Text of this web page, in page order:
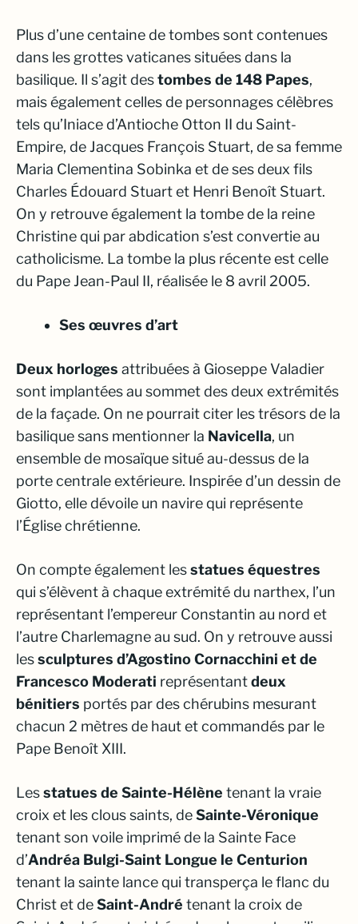
Plus d’une centaine de tombes sont contenues
dans les grottes vaticanes situées dans la
basilique. Il s’agit destombes de 148 Papes,
mais également celles de personnages célèbres
tels qu’Iniace d’Antioche Otton II du Saint-
Empire, de Jacques François Stuart, de sa femme
Maria Clementina Sobinka et de ses deux fils
Charles Édouard Stuart et Henri Benoît Stuart.
On y retrouve également la tombe de la reine
Christine qui par abdication s’est convertie au
catholicisme. La tombe la plus récente est celle
du Pape Jean-Paul II, réalisée le 8 avril 2005.
Ses œuvres d’art
Deux horloges attribuées à Gioseppe Valadier
sont implantées au sommet des deux extrémités
de la façade. On ne pourrait citer les trésors de la
basilique sans mentionner la Navicella, un
ensemble de mosaïque situé au-dessus de la
porte centrale extérieure. Inspirée d’un dessin de
Giotto, elle dévoile un navire qui représente
l’Église chrétienne.
On compte également lesstatues équestres
qui s’élèvent à chaque extrémité du narthex, l’un
représentant l’empereur Constantin au nord et
l’autre Charlemagne au sud. On y retrouve aussi
lessculptures d’Agostino Cornacchini et de
Francesco Moderati représentantdeux
bénitiers portés par des chérubins mesurant
chacun 2 mètres de haut et commandés par le
Pape Benoît XIII.
Lesstatues de Sainte-Hélène tenant la vraie
croix et les clous saints, deSainte-Véronique
tenant son voile imprimé de la Sainte Face
d’Andréa Bulgi-Saint Longue le Centurion
tenant la sainte lance qui transperça le flanc du
Christ et deSaint-André tenant la croix de